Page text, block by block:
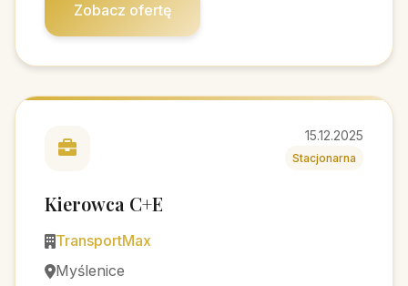
Zobacz ofertę
15.12.2025
Stacjonarna
Kierowca C+E
TransportMax
Myślenice